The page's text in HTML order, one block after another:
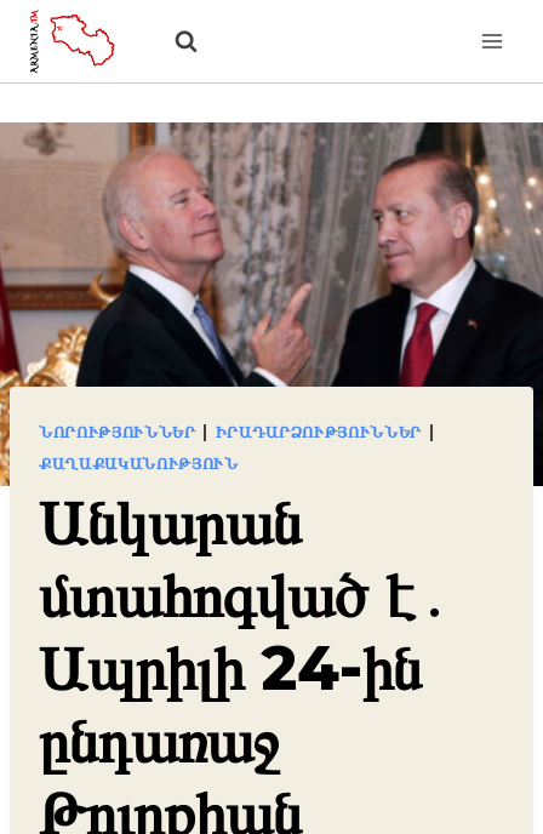
Skip
ՆՈՐՈՒԹՅՈՒՆՆԵՐ| ԻՐԱԴԱՐՁՈՒԹՅՈՒՆՆԵՐ|
ՔԱՂԱՔԱԿԱՆՈՒԹՅՈՒՆ
Անկարան
մտահոգված է․
Ապրիլի 24-ին
ընդառաջ
Թուրքիան